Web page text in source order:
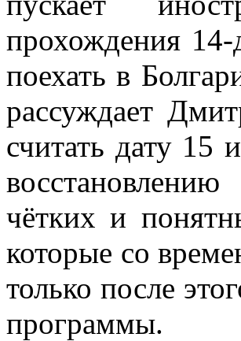
прохождения 14-
поехать в
рассуждает
считать дату
чётких и
которые со
только после
программы.